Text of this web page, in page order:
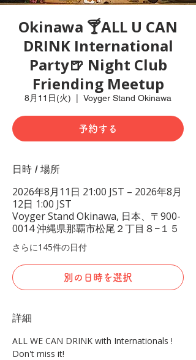
Okinawa 🍸ALL U CAN
DRINK International
Party🍺 Night Club
Friending Meetup
8月11日(火) Voyger Stand Okinawa
予約する
日時 / 場所
2026年8月11日 21:00 JST – 2026年8月
12日 1:00 JST
Voyger Stand Okinawa, 日本、〒900-
0014 沖縄県那覇市松尾２丁目８−１５
さらに145件の日付
別の日時を選択
詳細
ALL WE CAN DRINK with Internationals !
Don't miss it!